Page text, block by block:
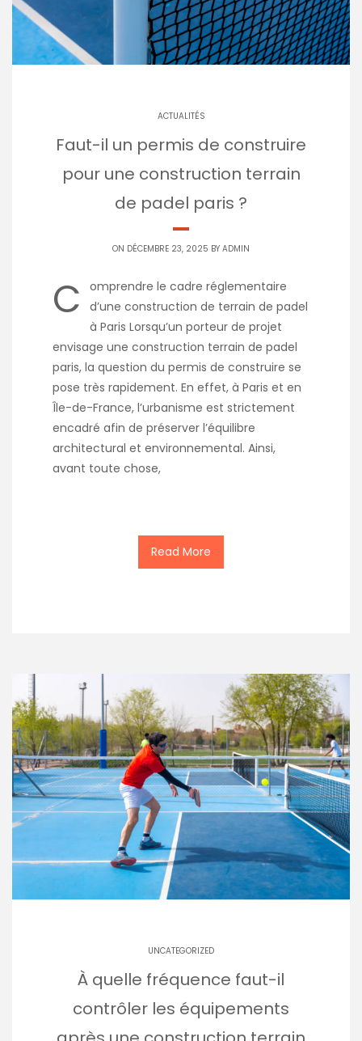
ACTUALITÉS
Faut-il un permis de construire
pour une construction terrain
de padel paris ?
ON DÉCEMBRE 23, 2025 BY ADMIN
C
omprendre le cadre réglementaire
d’une construction de terrain de padel
à Paris Lorsqu’un porteur de projet
envisage une construction terrain de padel
paris, la question du permis de construire se
pose très rapidement. En effet, à Paris et en
Île-de-France, l’urbanisme est strictement
encadré afin de préserver l’équilibre
architectural et environnemental. Ainsi,
avant toute chose,
Read More
UNCATEGORIZED
À quelle fréquence faut-il
contrôler les équipements